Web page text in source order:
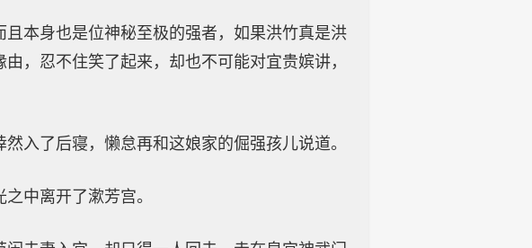
本身也是位神秘至极的强者，如果洪竹真是洪
，忍不住笑了起来，却也不可能对宜贵嫔讲，
入了后寝，懒怠再和这娘家的倔强孩儿说道。
中离开了漱芳宫。